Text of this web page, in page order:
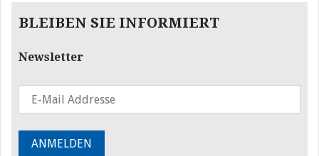
BLEIBEN SIE INFORMIERT
Newsletter